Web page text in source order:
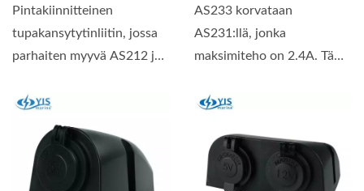
Pintakiinnitteinen
tupakansytytinliitin, jossa
parhaiten myyvä AS212 ja
johdolla....
AS233 korvataan
AS231:llä, jonka
maksimiteho on 2.4A. Tämä
iPad-mallien...